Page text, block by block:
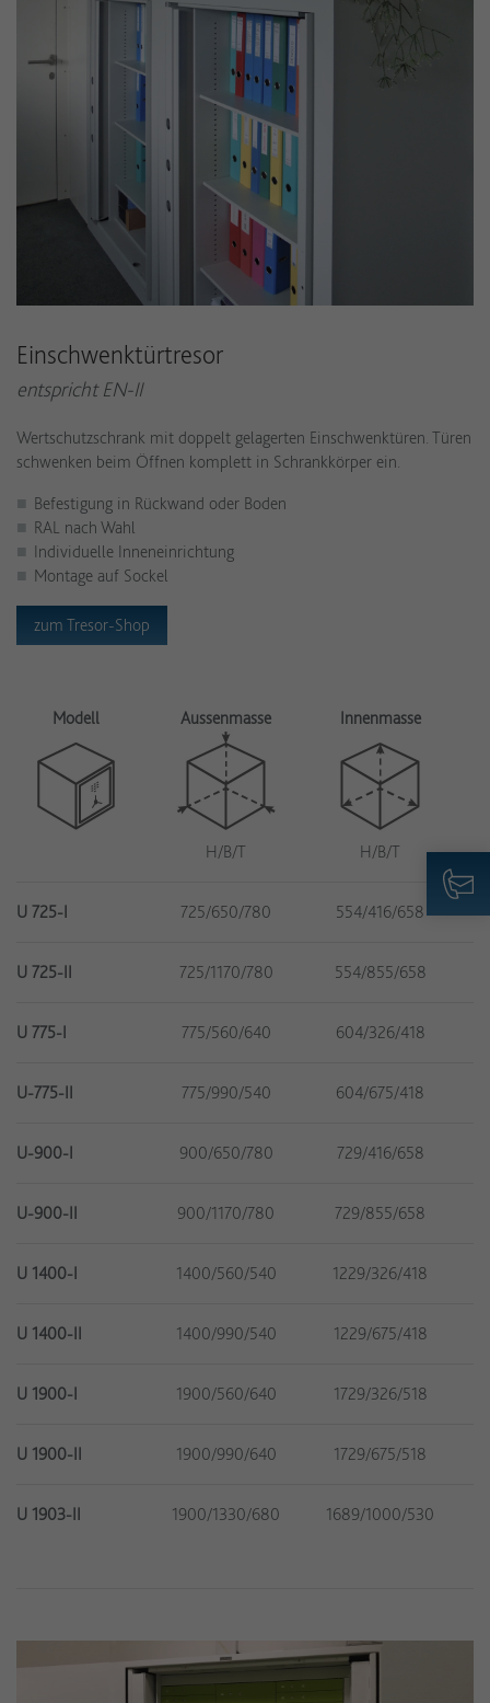
Einschwenktürtresor
entspricht EN-II
Wertschutzschrank mit doppelt gelagerten Einschwenktüren. Türen
schwenken beim Öffnen komplett in Schrankkörper ein.
Befestigung in Rückwand oder Boden
RAL nach Wahl
Individuelle Inneneinrichtung
Montage auf Sockel
zum Tresor-Shop
Modell Aussenmasse
H/B/T
Innenmasse
H/B/T
U 725-I 725/650/780 554/416/658
U 725-II 725/1170/780 554/855/658
U 775-I 775/560/640 604/326/418
U-775-II 775/990/540 604/675/418
U-900-I 900/650/780 729/416/658
U-900-II 900/1170/780 729/855/658
U 1400-I 1400/560/540 1229/326/418
U 1400-II 1400/990/540 1229/675/418
U 1900-I 1900/560/640 1729/326/518
U 1900-II 1900/990/640 1729/675/518
U 1903-II 1900/1330/680 1689/1000/530